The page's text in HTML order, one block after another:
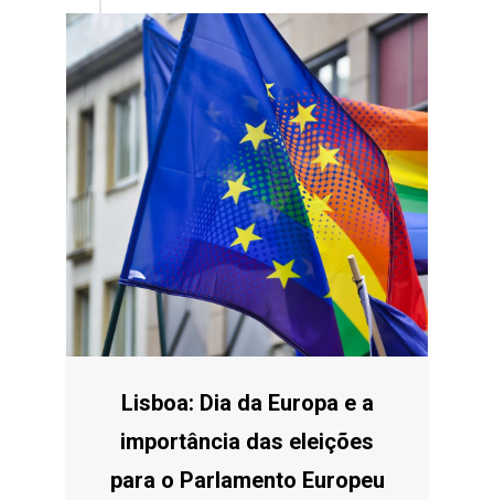
Lisboa: Dia da Europa e a
importância das eleições
para o Parlamento Europeu